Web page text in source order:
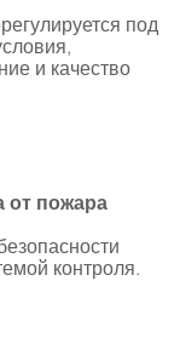
под
и качество
от пожара
контроля.